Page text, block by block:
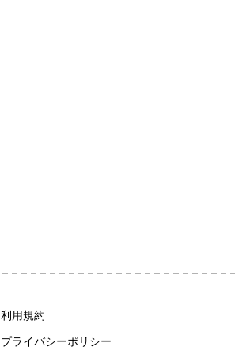
利用規約
プライバシーポリシー